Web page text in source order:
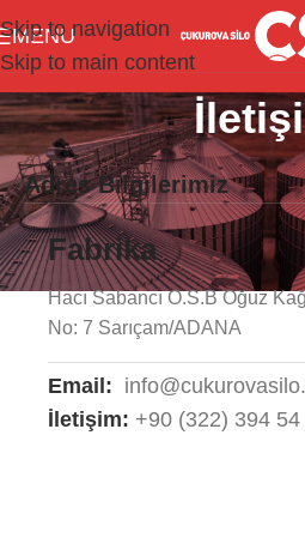
Skip to navigation
Skip to main content
MENU
Adres Bilgilerimiz
Fabrika
Hacı Sabancı O.S.B Oğuz
No: 7 Sarıçam/ADANA
Email:
İletişim: +90 (322) 394 54